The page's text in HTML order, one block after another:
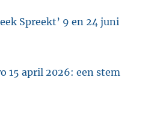
Spreekt’ 9 en 24 juni
15 april 2026: een stem